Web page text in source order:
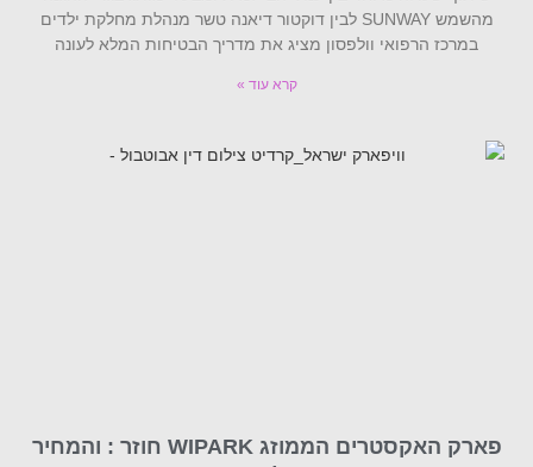
מהשמש SUNWAY לבין דוקטור דיאנה טשר מנהלת מחלקת ילדים
במרכז הרפואי וולפסון מציג את מדריך הבטיחות המלא לעונה
קרא עוד »
פארק האקסטרים הממוזג WIPARK חוזר : והמחיר